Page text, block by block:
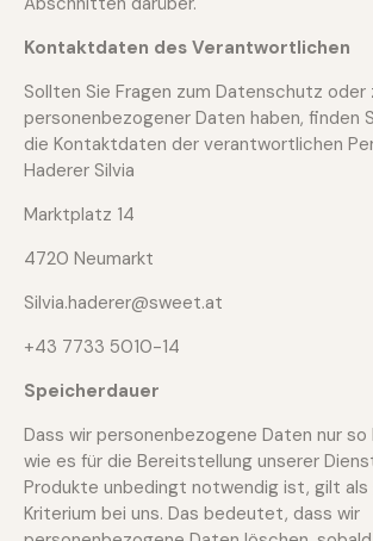
Kontaktdaten des Verantwortlichen
Sollten Sie Fragen zum Datenschutz oder
personenbezogener Daten haben, finden
die Kontaktdaten der verantwortlichen
Haderer Silvia
Marktplatz 14
4720 Neumarkt
Silvia.haderer@sweet.at
+43 7733 5010-14
Speicherdauer
Dass wir personenbezogene Daten nur so
wie es für die Bereitstellung unserer
Produkte unbedingt notwendig ist, gilt als
Kriterium bei uns. Das bedeutet, dass wir